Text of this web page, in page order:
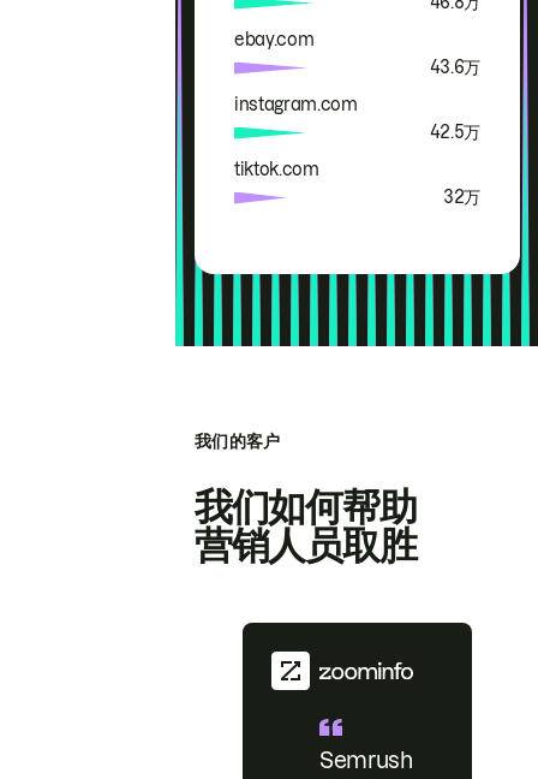
ebay.com
43.6万
instagram.com
42.5万
tiktok.com
32万
我们的客户
我们如何帮助
营销人员取胜
Semrush